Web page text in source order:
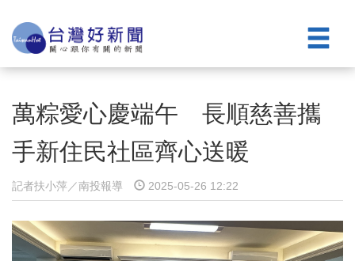
萬粽愛心慶端午 長順慈善攜
手新住民社區齊心送暖
記者扶小萍／南投報導 2025-05-26 12:22